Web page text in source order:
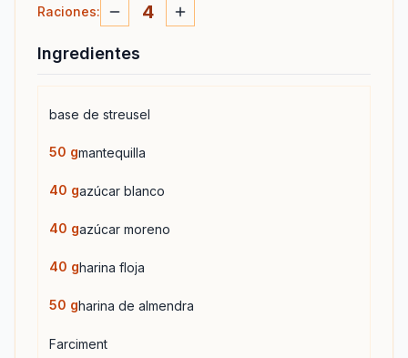
Raciones: 4
Ingredientes
base de streusel
50 gmantequilla
40 gazúcar blanco
40 gazúcar moreno
40 gharina floja
50 gharina de almendra
Farciment